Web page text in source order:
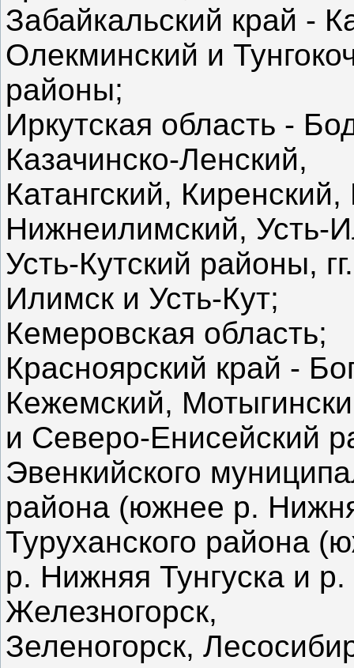
Забайкальский край -
Олекминский и
районы;
Иркутская область -
Казачинско-Ленский,
Катангский,
Нижнеилимский, Усть-
Усть-Кутский районы,
Илимск и Усть-Кут;
Кемеровская область;
Красноярский край -
Кежемский,
и Северо-Енисейский
Эвенкийского
района (южнее р.
Туруханского района
р. Нижняя Тунгуска и р.
Железногорск,
Зеленогорск,